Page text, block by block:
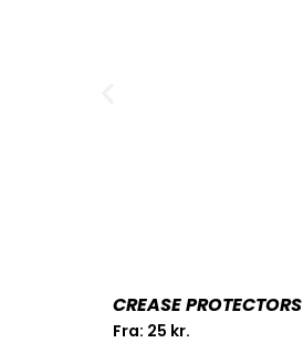
CREASE PROTECTORS
Fra: 25 kr.